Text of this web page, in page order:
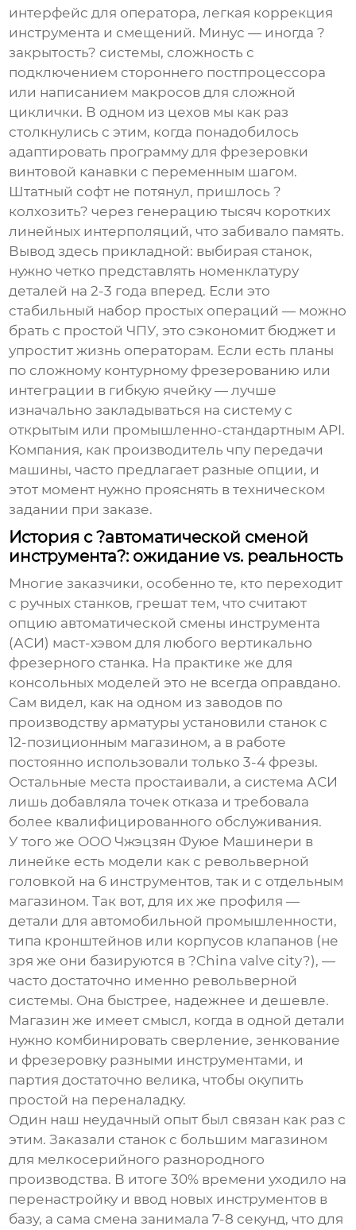
интерфейс для оператора, легкая коррекция
инструмента и смещений. Минус — иногда ?
закрытость? системы, сложность с
подключением стороннего постпроцессора
или написанием макросов для сложной
циклички. В одном из цехов мы как раз
столкнулись с этим, когда понадобилось
адаптировать программу для фрезеровки
винтовой канавки с переменным шагом.
Штатный софт не потянул, пришлось ?
колхозить? через генерацию тысяч коротких
линейных интерполяций, что забивало память.
Вывод здесь прикладной: выбирая станок,
нужно четко представлять номенклатуру
деталей на 2-3 года вперед. Если это
стабильный набор простых операций — можно
брать с простой ЧПУ, это сэкономит бюджет и
упростит жизнь операторам. Если есть планы
по сложному контурному фрезерованию или
интеграции в гибкую ячейку — лучше
изначально закладываться на систему с
открытым или промышленно-стандартным API.
Компания, как производительчпу передачи
машины, часто предлагает разные опции, и
этот момент нужно прояснять в техническом
задании при заказе.
История с ?автоматической сменой
инструмента?: ожидание vs. реальность
Многие заказчики, особенно те, кто переходит
с ручных станков, грешат тем, что считают
опцию автоматической смены инструмента
(АСИ) маст-хэвом для любого вертикально
фрезерного станка. На практике же для
консольных моделей это не всегда оправдано.
Сам видел, как на одном из заводов по
производству арматуры установили станок с
12-позиционным магазином, а в работе
постоянно использовали только 3-4 фрезы.
Остальные места простаивали, а система АСИ
лишь добавляла точек отказа и требовала
более квалифицированного обслуживания.
У того же ООО Чжэцзян Фуюе Машинери в
линейке есть модели как с револьверной
головкой на 6 инструментов, так и с отдельным
магазином. Так вот, для их же профиля —
детали для автомобильной промышленности,
типа кронштейнов или корпусов клапанов (не
зря же они базируются в ?China valve city?), —
часто достаточно именно револьверной
системы. Она быстрее, надежнее и дешевле.
Магазин же имеет смысл, когда в одной детали
нужно комбинировать сверление, зенкование
и фрезеровку разными инструментами, и
партия достаточно велика, чтобы окупить
простой на переналадку.
Один наш неудачный опыт был связан как раз с
этим. Заказали станок с большим магазином
для мелкосерийного разнородного
производства. В итоге 30% времени уходило на
перенастройку и ввод новых инструментов в
базу, а сама смена занимала 7-8 секунд, что для